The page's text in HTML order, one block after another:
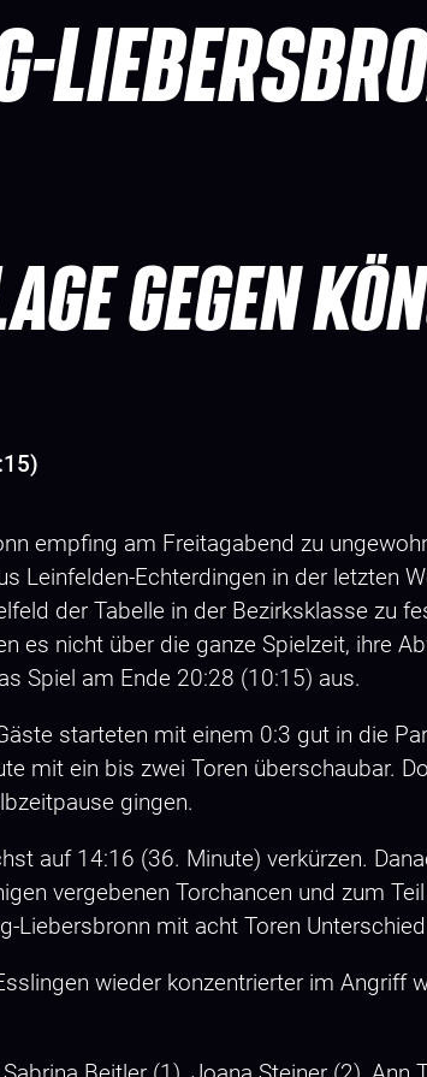
GEGEN
empfing am Freitagabend zu
Leinfelden-Echterdingen in der letzten
der Tabelle in der Bezirksklasse zu
es nicht über die ganze Spielzeit, ihre
Spiel am Ende 20:28 (10:15) aus.
starteten mit einem 0:3 gut in die
mit ein bis zwei Toren überschaubar.
gingen.
auf 14:16 (36. Minute) verkürzen.
vergebenen Torchancen und zum
Liebersbronn mit acht Toren
wieder konzentrierter im Angriff